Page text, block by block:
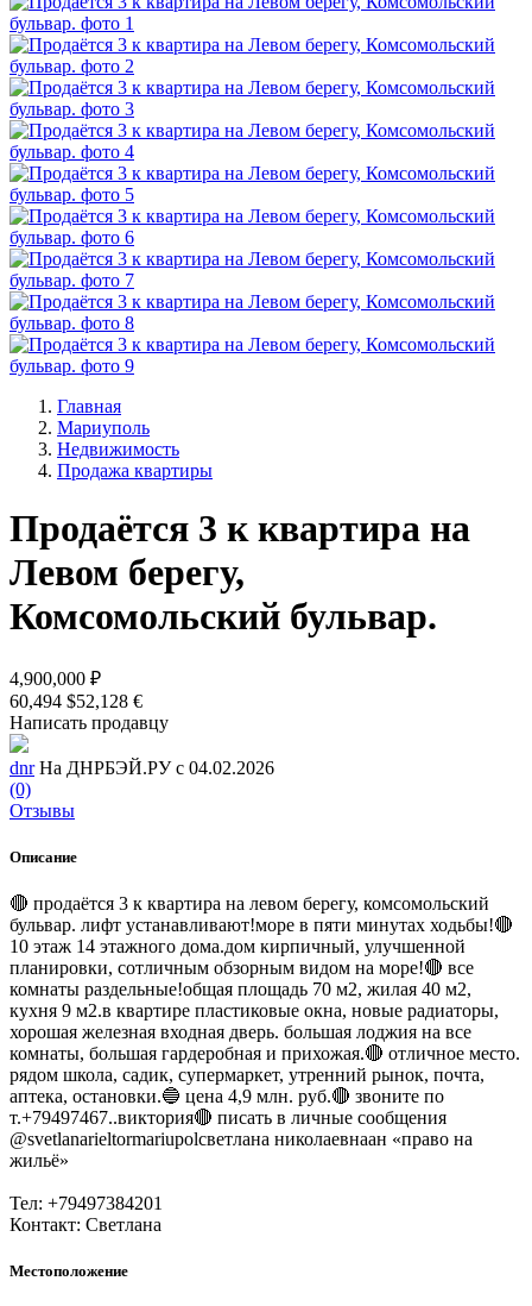
Главная
Мариуполь
Недвижимость
Продажа квартиры
Продаётся 3 к квартира на
Левом берегу,
Комсомольский бульвар.
4,900,000 ₽
60,494 $52,128 €
Написать продавцу
dnr На ДНРБЭЙ.РУ с 04.02.2026
(0)
Отзывы
Описание
🔴 продаётся 3 к квартира на левом берегу, комсомольский
бульвар. лифт устанавливают!море в пяти минутах ходьбы!🔴
10 этаж 14 этажного дома.дом кирпичный, улучшенной
планировки, сотличным обзорным видом на море!🔴 все
комнаты раздельные!общая площадь 70 м2, жилая 40 м2,
кухня 9 м2.в квартире пластиковые окна, новые радиаторы,
хорошая железная входная дверь. большая лоджия на все
комнаты, большая гардеробная и прихожая.🔴 отличное место.
рядом школа, садик, супермаркет, утренний рынок, почта,
аптека, остановки.🔵 цена 4,9 млн. руб.🔴 звоните по
т.+79497467..виктория🔴 писать в личные сообщения
@svetlanarieltormariupolсветлана николаевнаан «право на
жильё»
Тел: +79497384201
Контакт: Светлана
Местоположение